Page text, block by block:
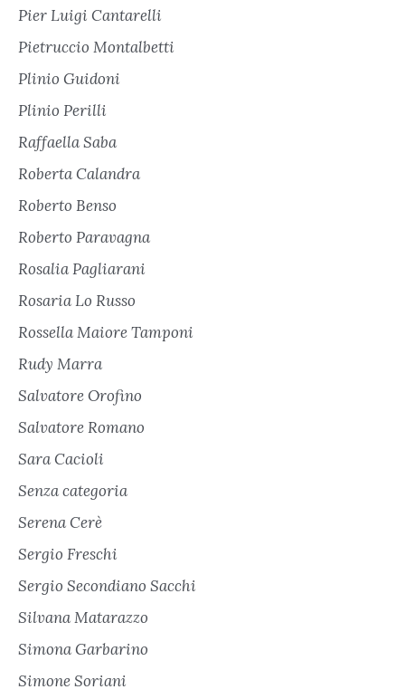
Pier Luigi Cantarelli
Pietruccio Montalbetti
Plinio Guidoni
Plinio Perilli
Raffaella Saba
Roberta Calandra
Roberto Benso
Roberto Paravagna
Rosalia Pagliarani
Rosaria Lo Russo
Rossella Maiore Tamponi
Rudy Marra
Salvatore Orofino
Salvatore Romano
Sara Cacioli
Senza categoria
Serena Cerè
Sergio Freschi
Sergio Secondiano Sacchi
Silvana Matarazzo
Simona Garbarino
Simone Soriani